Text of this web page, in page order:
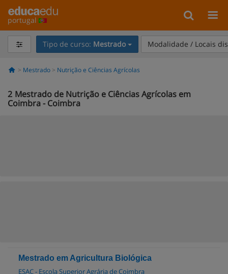
portugal
Tipo de curso: Mestrado Modalidade / Locais
Mestrado Nutrição e Ciências Agrícolas
2 Mestrado de Nutrição e Ciências Agrícolas em
Coimbra - Coimbra
Mestrado em Agricultura Biológica
ESAC - Escola Superior Agrária de Coimbra